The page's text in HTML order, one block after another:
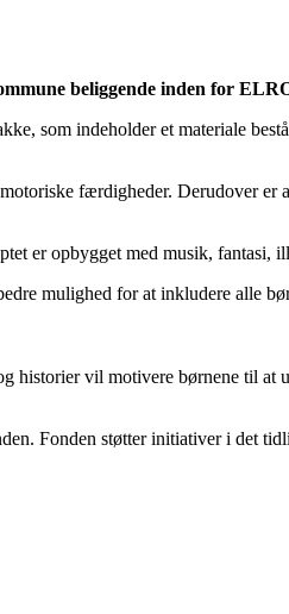
beliggende inden for
som indeholder et materiale
færdigheder. Derudover
er opbygget med musik, fantasi,
mulighed for at inkludere alle
historier vil motivere børnene til at
Fonden støtter initiativer i det